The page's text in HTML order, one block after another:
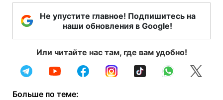
Не упустите главное! Подпишитесь на
наши обновления в Google!
Или читайте нас там, где вам удобно!
Больше по теме: